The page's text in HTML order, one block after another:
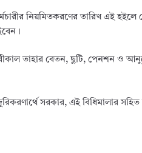
নিয়মিতকরণের তারিখ এই হইলে
তাহার বেতন, ছুটি, পেনশন ও
সরকার, এই বিধিমালার